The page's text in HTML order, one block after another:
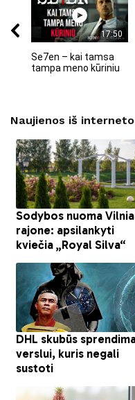
17:50
Se7en – kai tamsa
tampa meno kūriniu
Naujienos iš interneto